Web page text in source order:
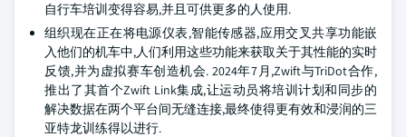
自行车培训变得容易,并且可供更多的人使用.
组织现在正在将电源仪表,智能传感器,应用交叉共享功能嵌
入他们的机车中,人们利用这些功能来获取关于其性能的实时
反馈,并为虚拟赛车创造机会. 2024年7月,Zwift与TriDot合作,
推出了其首个Zwift Link集成,让运动员将培训计划和同步的
解决数据在两个平台间无缝连接,最终使得更有效和浸润的三
亚特龙训练得以进行.